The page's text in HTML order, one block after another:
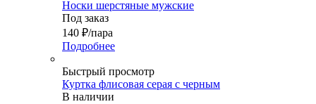
Носки шерстяные мужские
Под заказ
140 ₽/пара
Подробнее
Быстрый просмотр
Куртка флисовая серая с черным
В наличии